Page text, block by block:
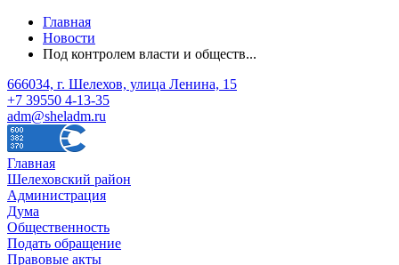
Главная
Новости
Под контролем власти и обществ...
666034, г. Шелехов, улица Ленина, 15
+7 39550 4-13-35
adm@sheladm.ru
Главная
Шелеховский район
Администрация
Дума
Общественность
Подать обращение
Правовые акты